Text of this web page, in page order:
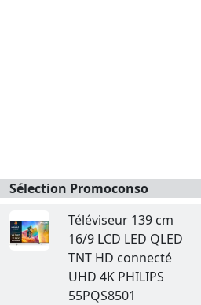
Sélection Promoconso
Téléviseur 139 cm
16/9 LCD LED QLED
TNT HD connecté
UHD 4K PHILIPS
55PQS8501